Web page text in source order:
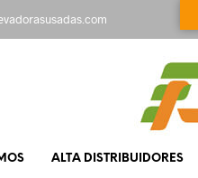
ALTA DISTRIBUIDORES